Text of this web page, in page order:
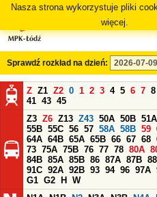
Nasza strona wykorzystuje pliki
więcej.
Sprawdź rozkład na dzień:
Z Z1 Z2 0 1 2 3 4 5 6 7 8
41 43 45
Z3 Z6 Z13 Z43 50A 50B 51A
55B 55C 56 57 58A 58B 59
64A 64B 65A 65B 66 67 68
73 75A 75B 76 77 78 80A
84B 85A 85B 86 87A 87B
91C 92A 92B 93 94 96 97A
G1 G2 H
W